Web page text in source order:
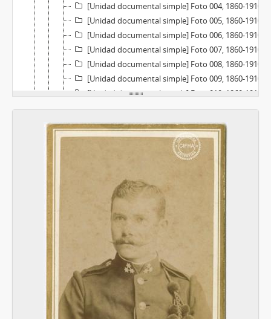
[Unidad documental simple] Foto 004, 1860-1910
[Unidad documental simple] Foto 005, 1860-1910
[Unidad documental simple] Foto 006, 1860-1910
[Unidad documental simple] Foto 007, 1860-1910
[Unidad documental simple] Foto 008, 1860-1910
[Unidad documental simple] Foto 009, 1860-1910
[Unidad documental simple] Foto 010, 1860-1910
[Unidad documental simple] Foto 011, 1860-1910
[Unidad documental simple] Foto 012, 1860-1910
[Unidad documental simple] Foto 013, 1860-1910
[Unidad documental simple] Foto 014, 1860-1910
[Unidad documental simple] Foto 016, 1860-1910
[Unidad documental simple] Foto 017, 1860-1910
[Unidad documental simple] Foto 018, 1860-1910
[Unidad documental simple] Foto 019, 1860-1910
[Unidad documental simple] Foto 020, 1860-1910
[Unidad documental simple] Foto 021, 1860-1910
[Unidad documental simple] Foto 022, 1860-1910
[Unidad documental simple] Foto 023, 1860-1910
[Unidad documental simple] Foto 024, 1860-1910
[Unidad documental simple] Foto 025, 1860-1910